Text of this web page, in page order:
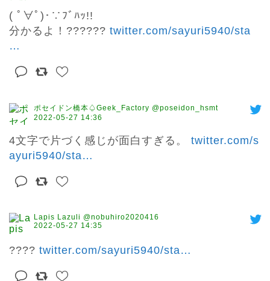
( ﾟ∀ﾟ)･∵ﾌﾞﾊｯ!!
分かるよ！?????? twitter.com/sayuri5940/sta
…
ポセイドン橋本♤Geek_Factory @poseidon_hsmt
2022-05-27 14:36
4文字で片づく感じが面白すぎる。 twitter.com/s
ayuri5940/sta…
Lapis Lazuli @nobuhiro2020416
2022-05-27 14:35
???? twitter.com/sayuri5940/sta…